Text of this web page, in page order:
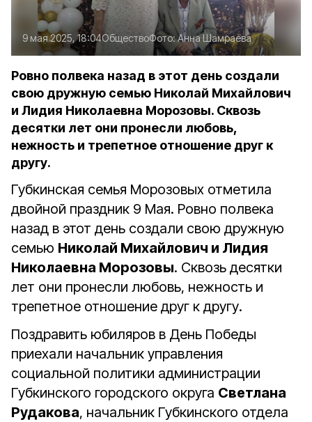
9 мая 2025, 18:04ОбществоФото:Анна Шамраева
Ровно полвека назад в этот день создали
свою дружную семью Николай Михайлович
и Лидия Николаевна Морозовы. Сквозь
десятки лет они пронесли любовь,
нежность и трепетное отношение друг к
другу.
Губкинская семья Морозовых отметила
двойной праздник 9 Мая. Ровно полвека
назад в этот день создали свою дружную
семью Николай Михайлович и Лидия
Николаевна Морозовы. Сквозь десятки
лет они пронесли любовь, нежность и
трепетное отношение друг к другу.
Поздравить юбиляров в День Победы
приехали начальник управления
социальной политики администрации
Губкинского городского округа Светлана
Рудакова, начальник Губкинского отдела